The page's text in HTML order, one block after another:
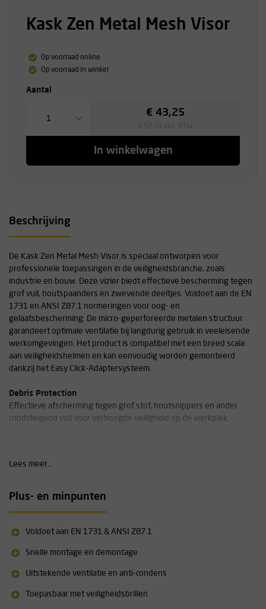
Kask Zen Metal Mesh Visor
Op voorraad online
Op voorraad in winkel
Aantal
1
€ 43,25
In winkelwagen
Beschrijving
De Kask Zen Metal Mesh Visor is speciaal ontworpen voor
professionele toepassingen in de veiligheidsbranche, zoals
industrie en bouw. Deze vizier biedt effectieve bescherming tegen
grof vuil, houtspaanders en zwevende deeltjes. Voldoet aan de EN
1731 en ANSI Z87.1 normeringen voor oog- en
gelaatsbescherming. De micro-geperforeerde metalen structuur
garandeert optimale ventilatie bij langdurig gebruik in veeleisende
werkomgevingen. Het product is compatibel met een breed scala
aan veiligheidshelmen en kan eenvoudig worden gemonteerd
dankzij het Easy Click-Adaptersysteem.
Debris Protection
Effectieve afscherming tegen grof stof, houtsnippers en ander
rondvliegend vuil voor verhoogde veiligheid op de werkplek.
comfort tijdens langdurig dragen.
Technische specificaties
Productcode: WVI00009 METAL MESH
Materiaal: Metaal
Optische klasse: 1
Categorie: II
Lengte: 190 mm (7.4")
Lees meer...
Plus- en minpunten
Voldoet aan EN 1731 & ANSI Z87.1
Snelle montage en demontage
Uitstekende ventilatie en anti-condens
Toepasbaar met veiligheidsbrillen